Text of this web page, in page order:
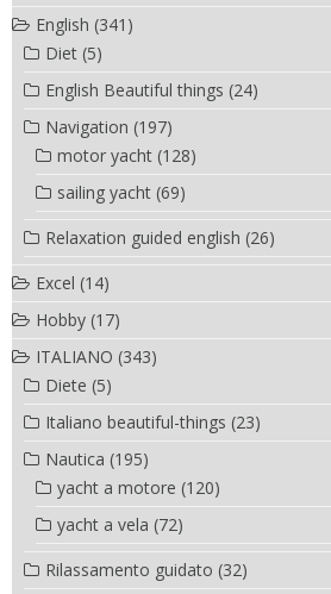
English (341)
Diet (5)
English Beautiful things (24)
Navigation (197)
motor yacht (128)
sailing yacht (69)
Relaxation guided english (26)
Excel (14)
Hobby (17)
ITALIANO (343)
Diete (5)
Italiano beautiful-things (23)
Nautica (195)
yacht a motore (120)
yacht a vela (72)
Rilassamento guidato (32)